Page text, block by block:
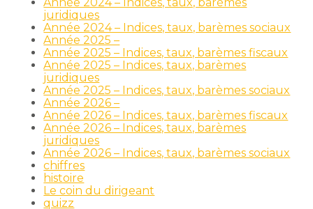
Année 2024 – Indices, taux, barèmes
juridiques
Année 2024 – Indices, taux, barèmes sociaux
Année 2025 –
Année 2025 – Indices, taux, barèmes fiscaux
Année 2025 – Indices, taux, barèmes
juridiques
Année 2025 – Indices, taux, barèmes sociaux
Année 2026 –
Année 2026 – Indices, taux, barèmes fiscaux
Année 2026 – Indices, taux, barèmes
juridiques
Année 2026 – Indices, taux, barèmes sociaux
chiffres
histoire
Le coin du dirigeant
quizz